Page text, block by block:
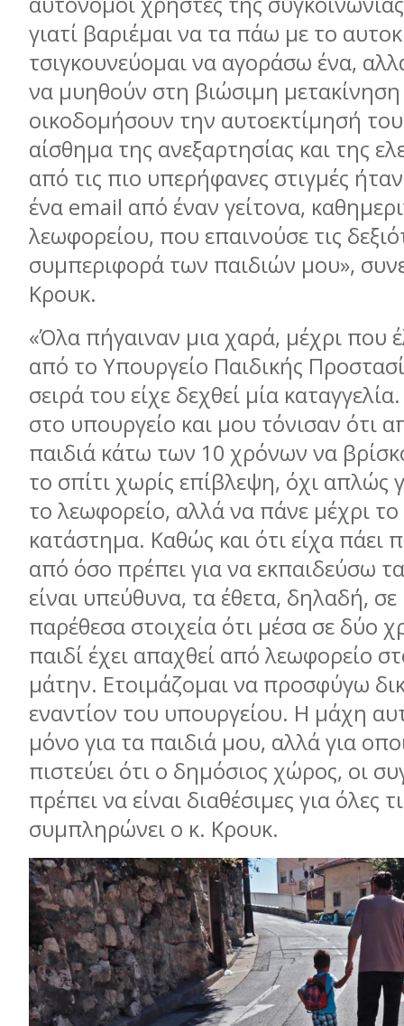
γιατί βαριέμαι να τα πάω με το
τσιγκουνεύομαι να αγοράσω ένα,
να μυηθούν στη βιώσιμη μετακίνηση
οικοδομήσουν την αυτοεκτίμησή
αίσθημα της ανεξαρτησίας και της
από τις πιο υπερήφανες στιγμές
ένα email από έναν γείτονα,
λεωφορείου, που επαινούσε τις
συμπεριφορά των παιδιών μου»,
Κρουκ.
«Όλα πήγαιναν μια χαρά, μέχρι που
από το Υπουργείο Παιδικής
σειρά του είχε δεχθεί μία
στο υπουργείο και μου τόνισαν ότι
παιδιά κάτω των 10 χρόνων να
το σπίτι χωρίς επίβλεψη, όχι απλώς
το λεωφορείο, αλλά να πάνε μέχρι
κατάστημα. Καθώς και ότι είχα πάει
από όσο πρέπει για να εκπαιδεύσω
είναι υπεύθυνα, τα έθετα, δηλαδή,
παρέθεσα στοιχεία ότι μέσα σε δύο
παιδί έχει απαχθεί από λεωφορείο
μάτην. Ετοιμάζομαι να προσφύγω
εναντίον του υπουργείου. Η μάχη
μόνο για τα παιδιά μου, αλλά για
πιστεύει ότι ο δημόσιος χώρος, οι
πρέπει να είναι διαθέσιμες για όλες
συμπληρώνει ο κ. Κρουκ.